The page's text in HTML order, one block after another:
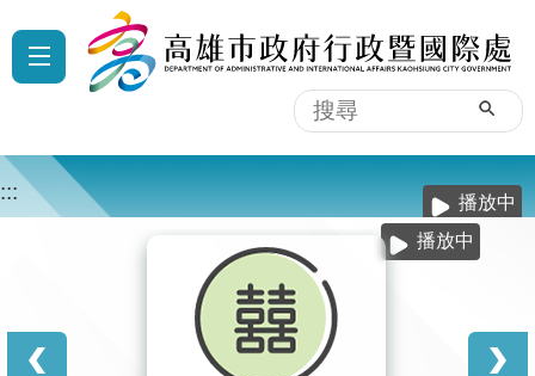
跳到主要內容區塊
搜
尋
播放中
:::
播放中